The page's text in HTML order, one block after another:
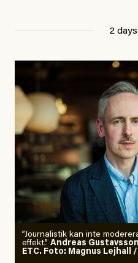
2
”Journalistik kan inte
effekt.” Andreas
ETC. Foto: Magnus Lejhall